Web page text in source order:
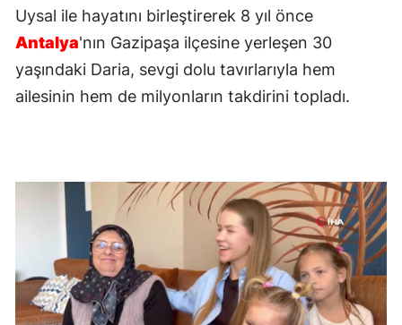
Uysal ile hayatını birleştirerek 8 yıl önce
Antalya'nın Gazipaşa ilçesine yerleşen 30
yaşındaki Daria, sevgi dolu tavırlarıyla hem
ailesinin hem de milyonların takdirini topladı.